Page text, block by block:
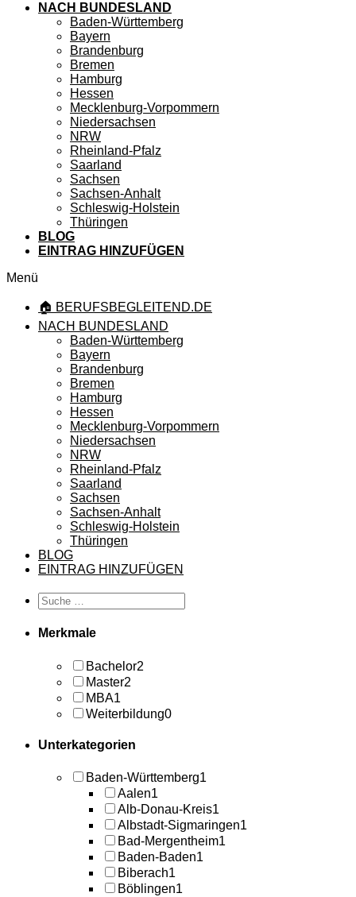
NACH BUNDESLAND
Baden-Württemberg
Bayern
Brandenburg
Bremen
Hamburg
Hessen
Mecklenburg-Vorpommern
Niedersachsen
NRW
Rheinland-Pfalz
Saarland
Sachsen
Sachsen-Anhalt
Schleswig-Holstein
Thüringen
BLOG
EINTRAG HINZUFÜGEN
Menü
🏠 BERUFSBEGLEITEND.DE
NACH BUNDESLAND
Baden-Württemberg
Bayern
Brandenburg
Bremen
Hamburg
Hessen
Mecklenburg-Vorpommern
Niedersachsen
NRW
Rheinland-Pfalz
Saarland
Sachsen
Sachsen-Anhalt
Schleswig-Holstein
Thüringen
BLOG
EINTRAG HINZUFÜGEN
Merkmale
Bachelor2
Master2
MBA1
Weiterbildung0
Unterkategorien
Baden-Württemberg1
Aalen1
Alb-Donau-Kreis1
Albstadt-Sigmaringen1
Bad-Mergentheim1
Baden-Baden1
Biberach1
Böblingen1